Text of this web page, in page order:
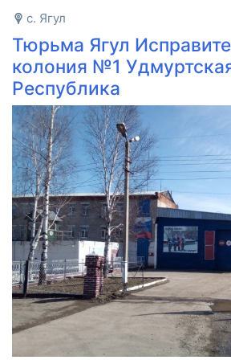
с. Ягул
Тюрьма Ягул
колония №1
Республика